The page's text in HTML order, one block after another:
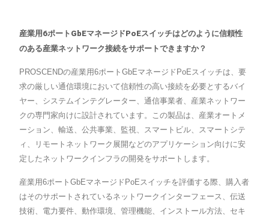
産業用6ポートGbEマネージドPoEスイッチはどのように信頼性
のある産業ネットワーク接続をサポートできますか？
PROSCENDの産業用6ポートGbEマネージドPoEスイッチは、要
求の厳しい通信環境において信頼性の高い接続を必要とするバイ
ヤー、システムインテグレーター、通信事業者、産業ネットワー
クの専門家向けに設計されています。この製品は、産業オートメ
ーション、輸送、公共事業、監視、スマートビル、スマートシテ
ィ、リモートネットワーク展開などのアプリケーション向けに安
定したネットワークインフラの開発をサポートします。
産業用6ポートGbEマネージドPoEスイッチを評価する際、購入者
はそのサポートされているネットワークインターフェース、伝送
技術、電力要件、動作環境、管理機能、インストール方法、セキ